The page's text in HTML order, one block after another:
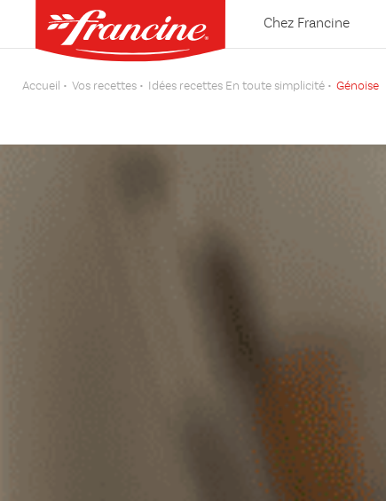
Chez Francine
Accueil Vos recettes Idées recettes En toute simplicité Génoise